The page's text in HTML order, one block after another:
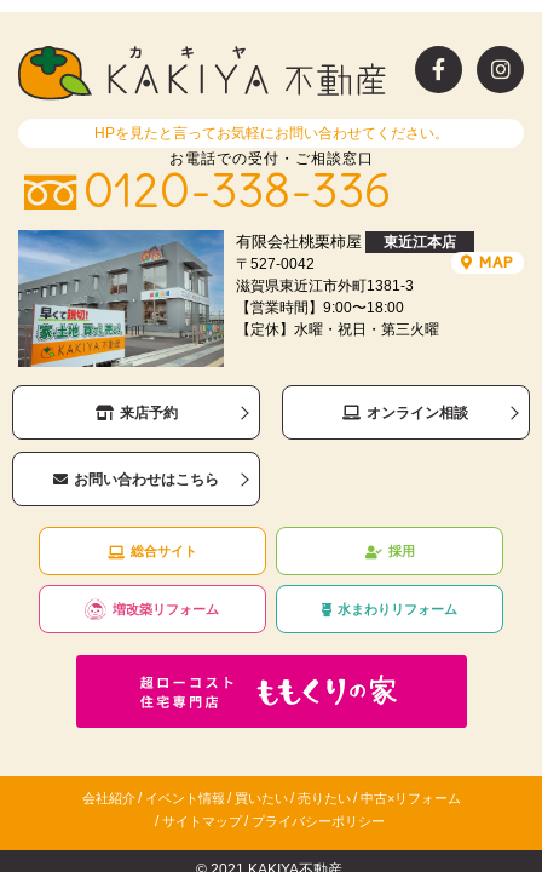
HPを見たと言ってお気軽にお問い合わせてください。
お電話での受付・ご相談窓口
0120-338-336
有限会社桃栗柿屋
東近江本店
〒527-0042
滋賀県東近江市外町1381-3
【営業時間】9:00〜18:00
【定休】水曜・祝日・第三火曜
MAP
来店予約 オンライン相談
お問い合わせはこちら
総合サイト 採用
増改築リフォーム 水まわりリフォーム
会社紹介 / イベント情報 / 買いたい / 売りたい / 中古×リフォーム
/ サイトマップ / プライバシーポリシー